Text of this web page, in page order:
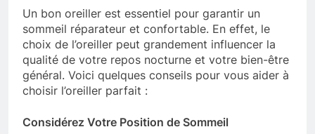
Un bon oreiller est essentiel pour garantir un
sommeil réparateur et confortable. En effet, le
choix de l’oreiller peut grandement influencer la
qualité de votre repos nocturne et votre bien-être
général. Voici quelques conseils pour vous aider à
choisir l’oreiller parfait :
Considérez Votre Position de Sommeil